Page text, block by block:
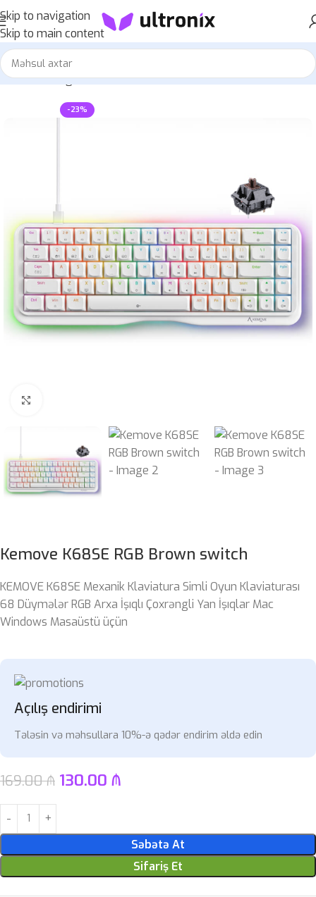
Skip to navigation
Skip to main content
Home»Mağaza»Kemove K68SE RGB Brown switch
-23%
Kemove K68SE RGB Brown switch
KEMOVE K68SE Mexanik Klaviatura Simli Oyun Klaviaturası
68 Düymələr RGB Arxa İşıqlı Çoxrəngli Yan İşıqlar Mac
Windows Masaüstü üçün
Açılış endirimi
Tələsin və məhsullara 10%-ə qədər endirim əldə edin
169.00₼ 130.00 ₼
Səbətə At
Sifariş Et